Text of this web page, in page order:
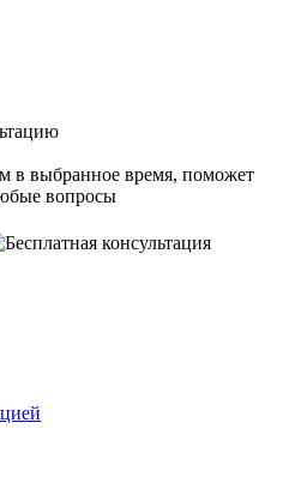
в выбранное время, поможет
вопросы